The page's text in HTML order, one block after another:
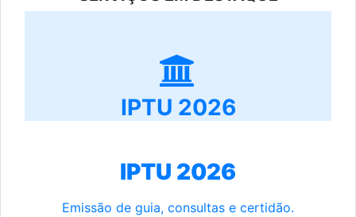
IPTU 2026
IPTU 2026
Emissão de guia, consultas e certidão.